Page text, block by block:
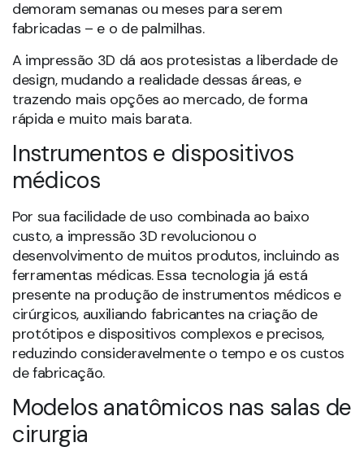
demoram semanas ou meses para serem
fabricadas – e o de palmilhas.
A impressão 3D dá aos protesistas a liberdade de
design, mudando a realidade dessas áreas, e
trazendo mais opções ao mercado, de forma
rápida e muito mais barata.
Instrumentos e dispositivos
médicos
Por sua facilidade de uso combinada ao baixo
custo, a impressão 3D revolucionou o
desenvolvimento de muitos produtos, incluindo as
ferramentas médicas. Essa tecnologia já está
presente na produção de instrumentos médicos e
cirúrgicos, auxiliando fabricantes na criação de
protótipos e dispositivos complexos e precisos,
reduzindo consideravelmente o tempo e os custos
de fabricação.
Modelos anatômicos nas salas de
cirurgia